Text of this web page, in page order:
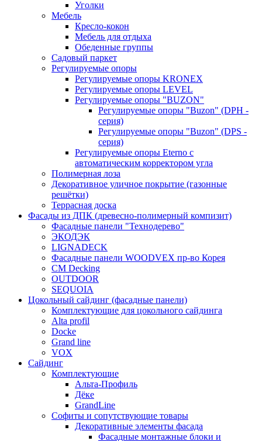
Уголки
Мебель
Кресло-кокон
Мебель для отдыха
Обеденные группы
Садовый паркет
Регулируемые опоры
Регулируемые опоры KRONEX
Регулируемые опоры LEVEL
Регулируемые опоры "BUZON"
Регулируемые опоры "Buzon" (DPH -
серия)
Регулируемые опоры "Buzon" (DPS -
серия)
Регулируемые опоры Eterno с
автоматическим корректором угла
Полимерная лоза
Декоративное уличное покрытие (газонные
решётки)
Террасная доска
Фасады из ДПК (древесно-полимерный компизит)
Фасадные панели "Технодерево"
ЭКОДЭК
LIGNADECK
Фасадные панели WOODVEX пр-во Корея
CM Decking
OUTDOOR
SEQUOIA
Цокольный сайдинг (фасадные панели)
Комплектующие для цокольного сайдинга
Alta profil
Docke
Grand line
VOX
Сайдинг
Комплектующие
Альта-Профиль
Дёке
GrandLine
Софиты и сопутствующие товары
Декоративные элементы фасада
Фасадные монтажные блоки и